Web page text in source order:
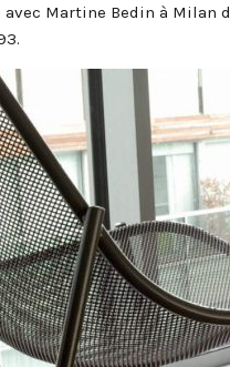
Martine Bedin à Milan